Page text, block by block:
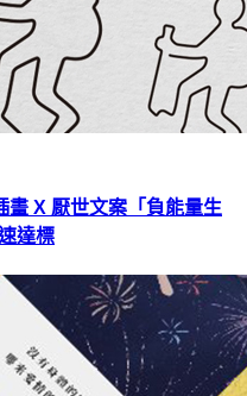
畫 X 厭世文案「負能量生
達標